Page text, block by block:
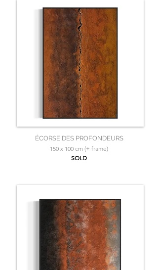
ÉCORSE DES PROFONDEURS
150 x 100 cm (+ frame)
SOLD